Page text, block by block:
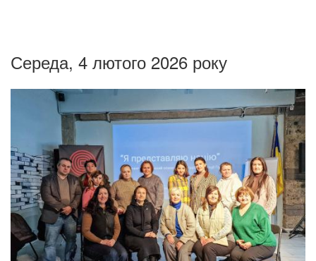
Середа, 4 лютого 2026 року